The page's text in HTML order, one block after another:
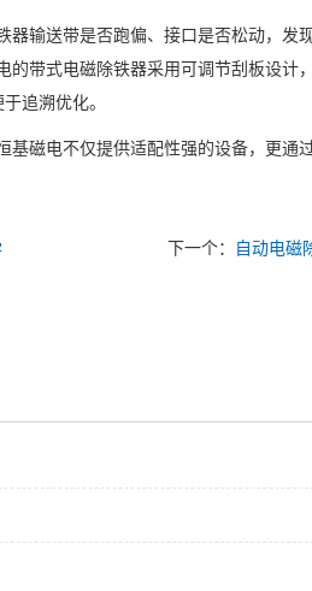
输送带是否跑偏、接口是否松动，发
带式电磁除铁器采用可调节刮板设计
追溯优化。
磁电不仅提供适配性强的设备，更通
下一个： 自动电磁